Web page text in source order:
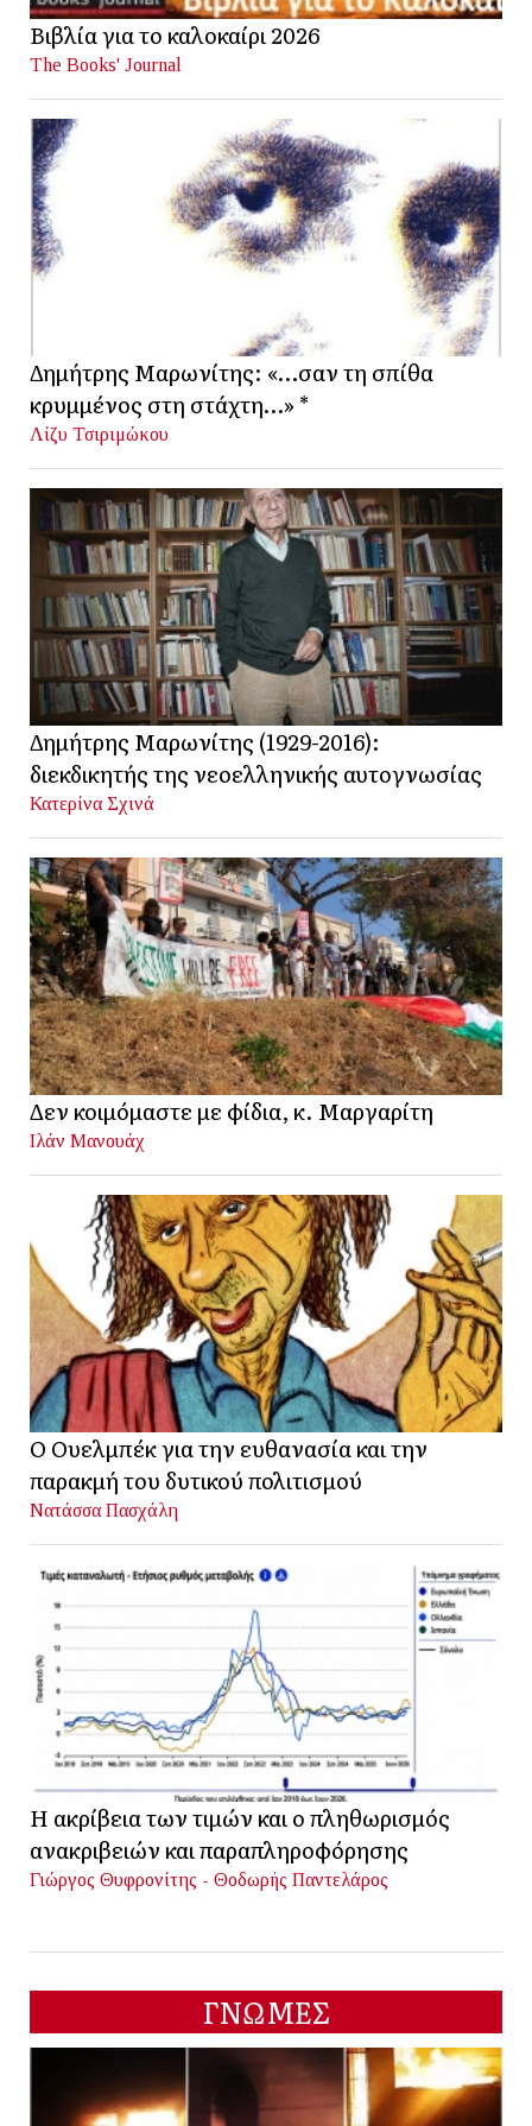
Βιβλία για το καλοκαίρι 2026
The Books' Journal
Δημήτρης Μαρωνίτης: «…σαν τη σπίθα
κρυμμένος στη στάχτη…» *
Λίζυ Τσιριμώκου
Δημήτρης Μαρωνίτης (1929-2016):
διεκδικητής της νεοελληνικής αυτογνωσίας
Κατερίνα Σχινά
Δεν κοιμόμαστε με φίδια, κ. Μαργαρίτη
Ιλάν Μανουάχ
Ο Ουελμπέκ για την ευθανασία και την
παρακμή του δυτικού πολιτισμού
Νατάσσα Πασχάλη
Η ακρίβεια των τιμών και ο πληθωρισμός
ανακριβειών και παραπληροφόρησης
Γιώργος Θυφρονίτης - Θοδωρής Παντελάρος
ΓΝΩΜΕΣ